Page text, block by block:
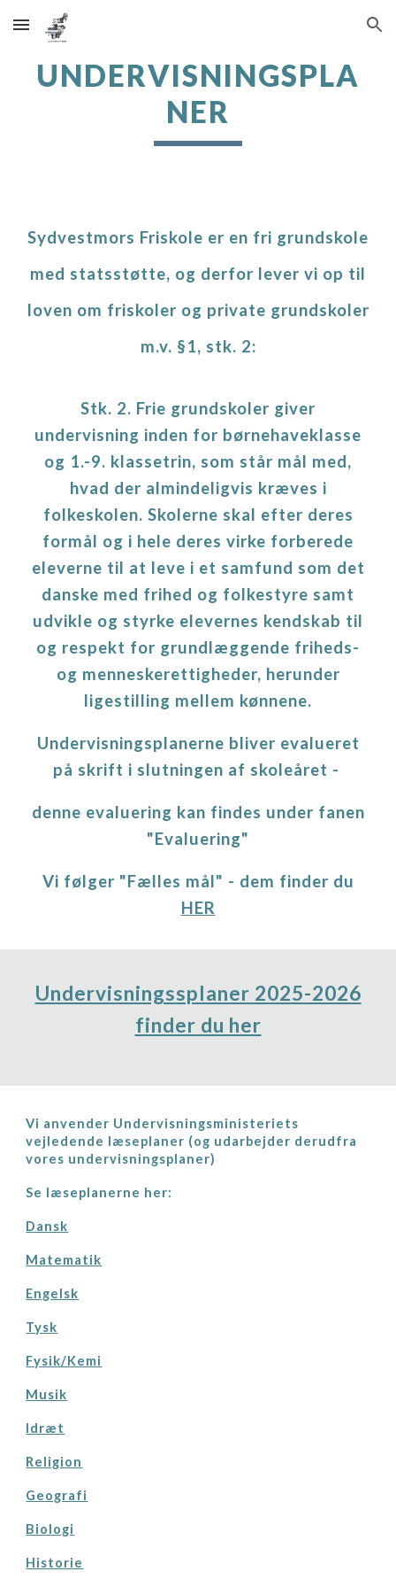
Skip to main content Skip to navigation
UNDERVISNINGSPLA
NER
Sydvestmors Friskole er en fri grundskole
med statsstøtte, og derfor lever vi op til
loven om friskoler og private grundskoler
m.v. §1, stk. 2:
Stk. 2. Frie grundskoler giver
undervisning inden for børnehaveklasse
og 1.-9. klassetrin, som står mål med,
hvad der almindeligvis kræves i
folkeskolen. Skolerne skal efter deres
formål og i hele deres virke forberede
eleverne til at leve i et samfund som det
danske med frihed og folkestyre samt
udvikle og styrke elevernes kendskab til
og respekt for grundlæggende friheds-
og menneskerettigheder, herunder
ligestilling mellem kønnene.
Undervisningsplanerne bliver evalueret
på skrift i slutningen af skoleåret -
denne evaluering kan findes under fanen
"Evaluering"
Vi følger "Fælles mål" - dem finder du
HER
Undervisningssplaner 2025-2026
finder du her
Vi anvender Undervisningsministeriets
vejledende læseplaner (og udarbejder derudfra
vores undervisningsplaner)
Se læseplanerne her:
Dansk
Matematik
Engelsk
Tysk
Fysik/Kemi
Musik
Idræt
Religion
Geografi
Biologi
Historie